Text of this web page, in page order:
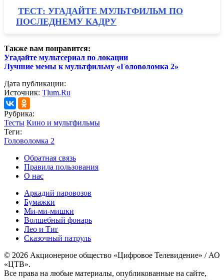
ТЕСТ: УГАДАЙТЕ МУЛЬТФИЛЬМ ПО
ПОСЛЕДНЕМУ КАДРУ
Также вам понравится:
Угадайте мультсериал по локации
Лучшие мемы к мультфильму «Головоломка 2»
Дата публикации:
Источник: Tlum.Ru
Рубрика:
Тесты Кино и мультфильмы
Теги:
Головоломка 2
Обратная связь
Правила пользования
О нас
Аркадий паровозов
Бумажки
Ми-ми-мишки
Волшебный фонарь
Лео и Тиг
Сказочный патруль
© 2026 Акционерное общество «Цифровое Телевидение» / АО
«ЦТВ».
Все права на любые материалы, опубликованные на сайте,